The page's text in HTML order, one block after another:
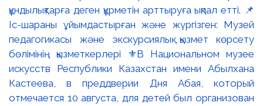
құндылықтарға деген құрметін арттыруға ықпал етті. 📌
Іс-шараны ұйымдастырған және жүргізген: Музей
педагогикасы және экскурсиялық қызмет көрсету
бөлімінің қызметкерлері ⚜️В Национальном музее
искусств Республики Казахстан имени Абылхана
Кастеева, в преддверии Дня Абая, который
отмечается 10 августа, для детей был организован